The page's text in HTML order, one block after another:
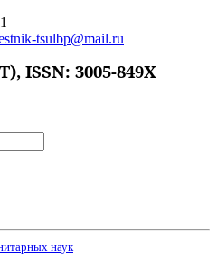
tsulbp@mail.ru
ISSN: 3005-849X
наук